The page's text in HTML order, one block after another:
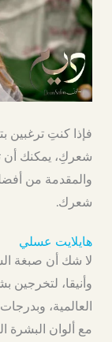
فإذا كنتِ
شعركِ، يمكنك أن
والمقدمة من
شعرك.
هايلايت عسلي
لا شك أن صبغة
وأنيقا، لتخرجين
العالمية،
مع ألوان البشرة